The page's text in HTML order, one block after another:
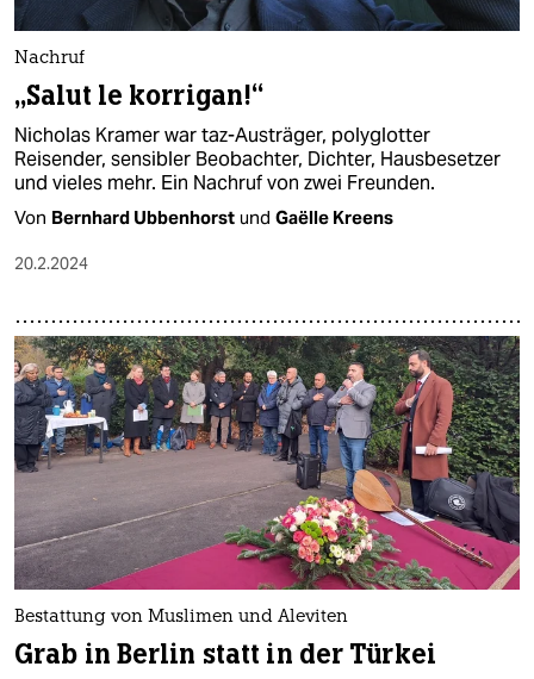
Nachruf
„Salut le korrigan!“
Nicholas Kramer war taz-Austräger, polyglotter
Reisender, sensibler Beobachter, Dichter, Hausbesetzer
und vieles mehr. Ein Nachruf von zwei Freunden.
Von Bernhard Ubbenhorst und Gaëlle Kreens
20.2.2024
Bestattung von Muslimen und Aleviten
Grab in Berlin statt in der Türkei